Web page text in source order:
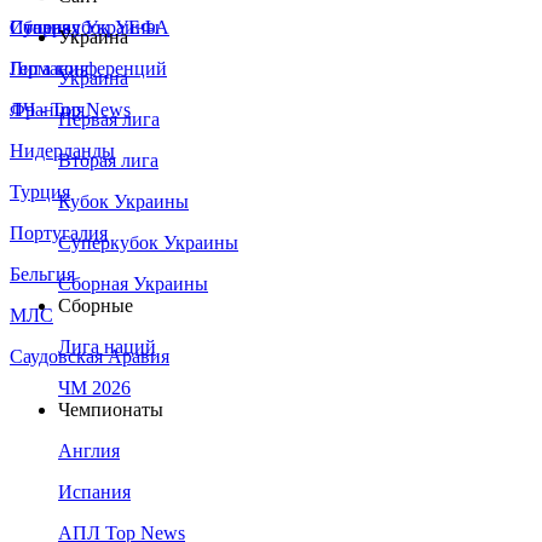
Сборная Украины
Италия
Германия
Франция
Нидерланды
Турция
Португалия
Бельгия
МЛС
Саудовская Аравия
Суперкубок УЕФА
Лига конференций
ЛЧ - Top News
Украина
Украина
Первая лига
Вторая лига
Кубок Украины
Суперкубок Украины
Сборная Украины
Сборные
Лига наций
ЧМ 2026
Чемпионаты
Англия
Испания
АПЛ Top News